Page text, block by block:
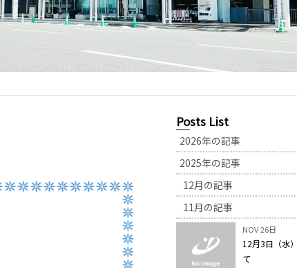
Posts List
2026年の記事
2025年の記事
12月の記事
11月の記事
NOV 26日
12月3日（水
て